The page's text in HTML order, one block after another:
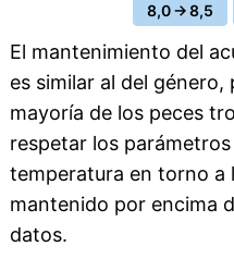
8,0 → 8,5
El mantenimiento del
es similar al del
mayoría de los peces
respetar los
temperatura en torno a
mantenido por encima
datos.